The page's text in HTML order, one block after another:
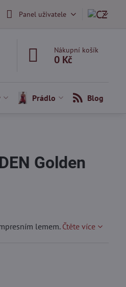
Panel uživatele
Nákupní košík
0 Kč
Prádlo Blog
Golden
lemem.Čtěte více